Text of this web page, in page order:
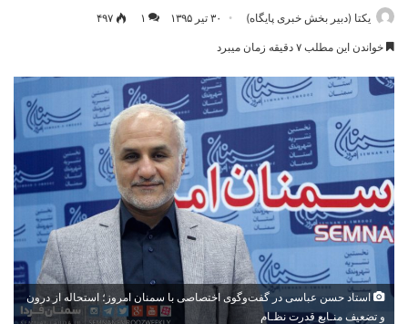
یکتا (دبیر بخش خبری پایگاه) ۳۰ تیر ۱۳۹۵ ۱ ۴۹۷
خواندن این مطلب ۷ دقیقه زمان میبرد
استاد حسن عباسی در گفت‌وگوی اختصاصی با سمنان امروز؛ استحاله از درون
و تضعیف منـابع قدرت نظـام